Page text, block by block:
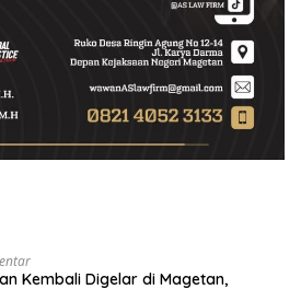
Kembali Digelar di Magetan,